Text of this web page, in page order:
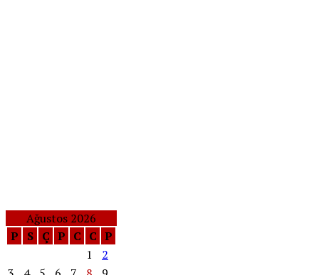
Ağustos 2026
P
S Ç P C C P
1
2